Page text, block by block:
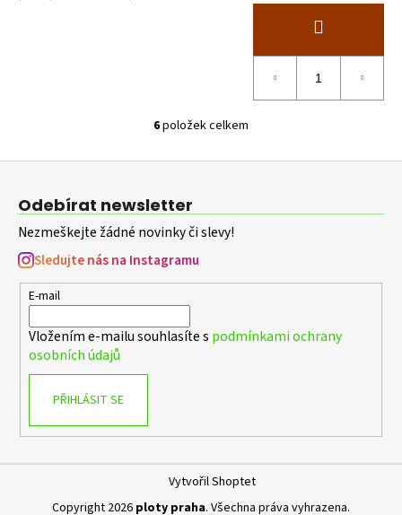
O
v
d
a
v
p
s
u
6položek celkem
Z
Odebírat newsletter
Nezmeškejte žádné novinky či slevy!
Sledujte nás na Instagramu
E-mail
Vložením e-mailu souhlasíte s podmínkami ochrany
osobních údajů
PŘIHLÁSIT SE
Vytvořil Shoptet
Copyright 2026 ploty praha. Všechna práva vyhrazena.